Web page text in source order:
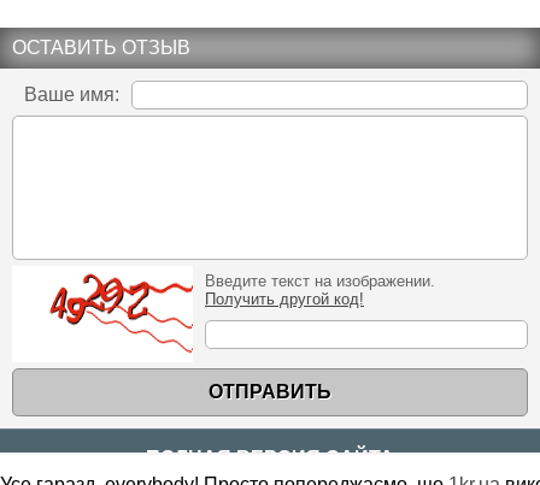
ОСТАВИТЬ ОТЗЫВ
Ваше имя:
Введите текст на изображении.
Получить другой код!
ОТПРАВИТЬ
ПОЛНАЯ ВЕРСИЯ САЙТА